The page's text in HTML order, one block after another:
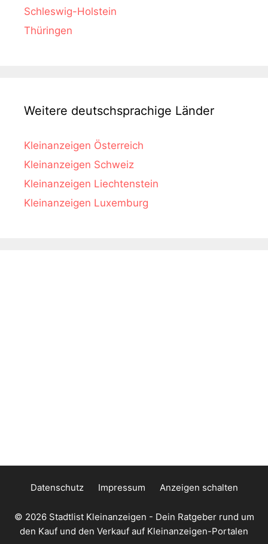
Schleswig-Holstein
Thüringen
Weitere deutschsprachige Länder
Kleinanzeigen Österreich
Kleinanzeigen Schweiz
Kleinanzeigen Liechtenstein
Kleinanzeigen Luxemburg
Datenschutz Impressum Anzeigen schalten
© 2026 Stadtlist Kleinanzeigen - Dein Ratgeber rund um
den Kauf und den Verkauf auf Kleinanzeigen-Portalen